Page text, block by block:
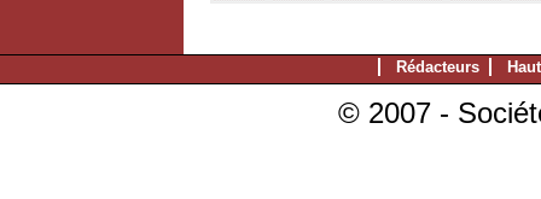
Rédacteurs
© 2007 -